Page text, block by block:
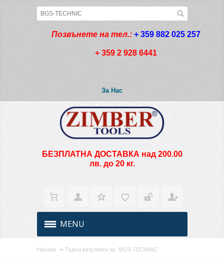
Позвънете на тел.: + 359 882 025 257
+ 359 2 928 6441
За Нас
БЕЗПЛАТНА ДОСТАВКА над 200.00
лв. до 20 кг.
MENU
Начало Търси резултати за: 'BGS-TECHNIC'